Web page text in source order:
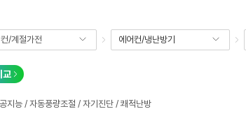
/계절가전 에어컨/냉난방기
교
지능 / 자동풍량조절 / 자기진단 / 쾌적난방